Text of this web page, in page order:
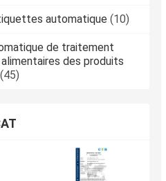
automatique (10)
de traitement
des produits
(45)